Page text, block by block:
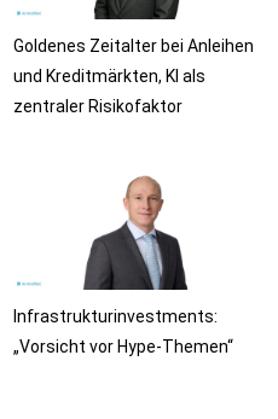
Goldenes Zeitalter bei Anleihen
und Kreditmärkten, KI als
zentraler Risikofaktor
Infrastrukturinvestments:
„Vorsicht vor Hype-Themen“